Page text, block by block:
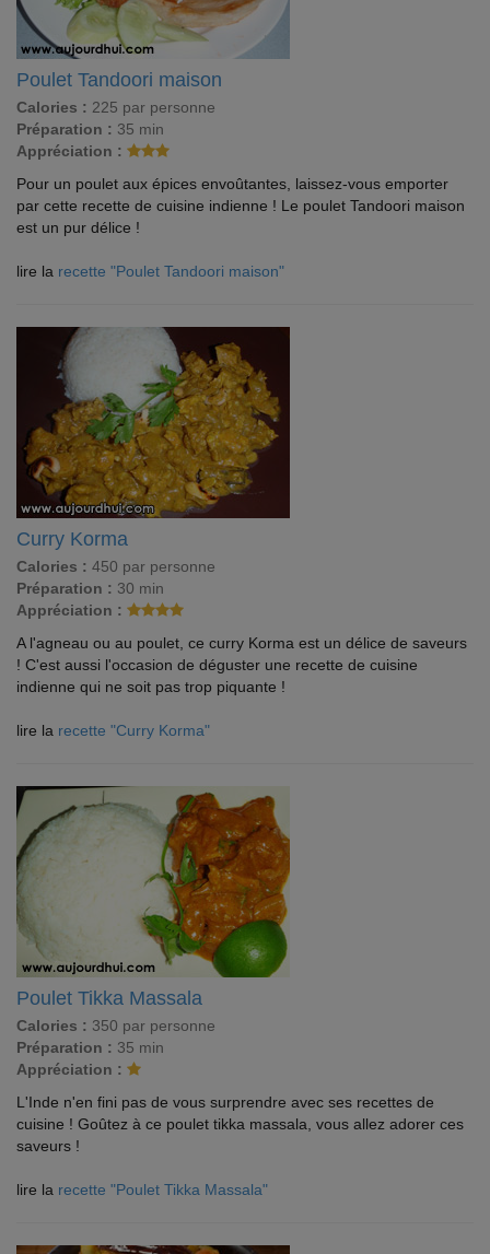
Poulet Tandoori maison
Calories : 225 par personne
Préparation : 35 min
Appréciation :
Pour un poulet aux épices envoûtantes, laissez-vous emporter
par cette recette de cuisine indienne ! Le poulet Tandoori maison
est un pur délice !
lire la recette "Poulet Tandoori maison"
Curry Korma
Calories : 450 par personne
Préparation : 30 min
Appréciation :
A l'agneau ou au poulet, ce curry Korma est un délice de saveurs
! C'est aussi l'occasion de déguster une recette de cuisine
indienne qui ne soit pas trop piquante !
lire la recette "Curry Korma"
Poulet Tikka Massala
Calories : 350 par personne
Préparation : 35 min
Appréciation :
L'Inde n'en fini pas de vous surprendre avec ses recettes de
cuisine ! Goûtez à ce poulet tikka massala, vous allez adorer ces
saveurs !
lire la recette "Poulet Tikka Massala"